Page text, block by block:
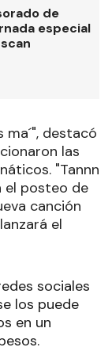
de
especial
ma´", destacó
las
"Tannn
el posteo de
canción
el
sociales
los puede
en un